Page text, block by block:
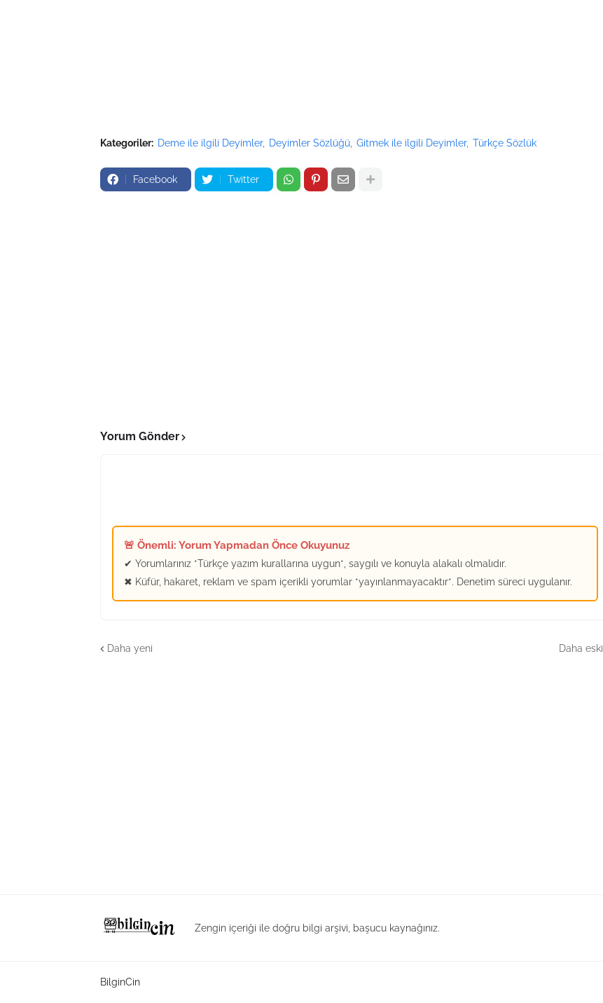
Kategoriler: Deme ile ilgili Deyimler Deyimler Sözlüğü Gitmek ile ilgili Deyimler Türkçe Sözlük
Facebook Twitter
Yorum Gönder
🚨 Önemli: Yorum Yapmadan Önce Okuyunuz
✔ Yorumlarınız *Türkçe yazım kurallarına uygun*, saygılı ve konuyla alakalı olmalıdır.
✖ Küfür, hakaret, reklam ve spam içerikli yorumlar *yayınlanmayacaktır*. Denetim süreci uygulanır.
Daha yeni Daha eski
Zengin içeriği ile doğru bilgi arşivi, başucu kaynağınız.
BilginCin